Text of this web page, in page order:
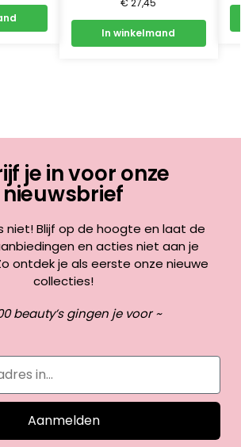
In winkelmand
je in voor onze
nieuwsbrief
niet! Blijf op de hoogte en laat de
en acties niet aan je
ontdek je als eerste onze nieuwe
collecties!
beauty’s gingen je voor ~
Aanmelden